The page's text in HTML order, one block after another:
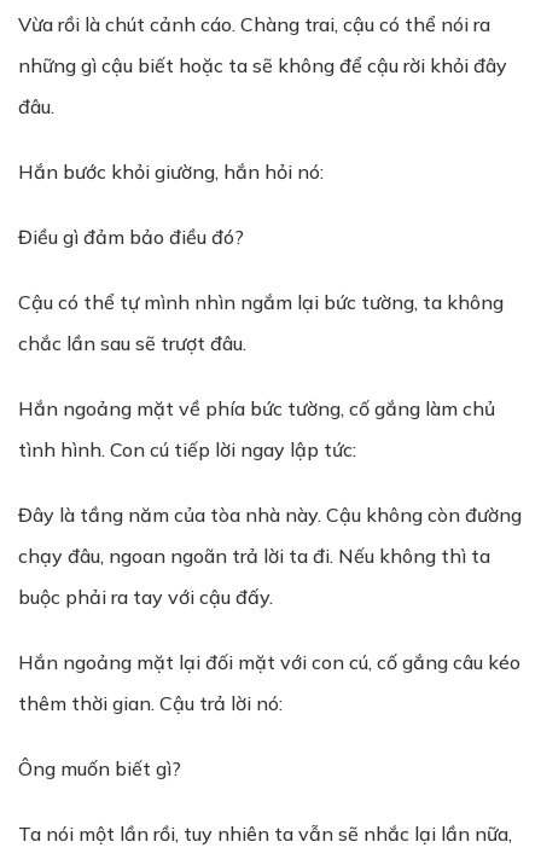
Vừa rồi là chút cảnh cáo. Chàng trai, cậu có thể nói ra
những gì cậu biết hoặc ta sẽ không để cậu rời khỏi đây
đâu.
Hắn bước khỏi giường, hắn hỏi nó:
Điều gì đảm bảo điều đó?
Cậu có thể tự mình nhìn ngắm lại bức tường, ta không
chắc lần sau sẽ trượt đâu.
Hắn ngoảng mặt về phía bức tường, cố gắng làm chủ
tình hình. Con cú tiếp lời ngay lập tức:
Đây là tầng năm của tòa nhà này. Cậu không còn đường
chạy đâu, ngoan ngoãn trả lời ta đi. Nếu không thì ta
buộc phải ra tay với cậu đấy.
Hắn ngoảng mặt lại đối mặt với con cú, cố gắng câu kéo
thêm thời gian. Cậu trả lời nó:
Ông muốn biết gì?
Ta nói một lần rồi, tuy nhiên ta vẫn sẽ nhắc lại lần nữa,